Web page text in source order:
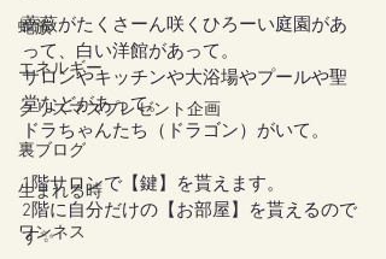
蛇族
エネルギー
クリスマスプレゼント企画
裏ブログ
生まれる時
ワンネス
薔薇がたくさーん咲くひろーい庭園があ
って、白い洋館があって。
サロンやキッチンや大浴場やプールや聖
堂などがあって。
ドラちゃんたち（ドラゴン）がいて。
1階サロンで【鍵】を貰えます。
2階に自分だけの【お部屋】を貰えるので
す✨